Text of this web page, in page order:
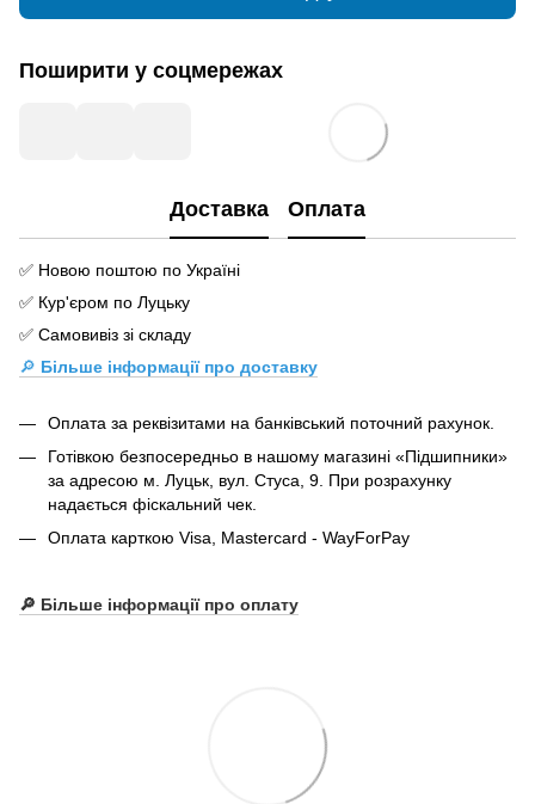
Поширити у соцмережах
Доставка Оплата
✅ Новою поштою по Україні
✅ Кур'єром по Луцьку
✅ Самовивіз зі складу
🔎 Більше інформації про доставку
Оплата за реквізитами на банківський поточний рахунок.
Готівкою безпосередньо в нашому магазині «Підшипники»
за адресою м. Луцьк, вул. Стуса, 9. При розрахунку
надається фіскальний чек.
Оплата карткою Visa, Mastercard - WayForPay
🔎 Більше інформації про оплату